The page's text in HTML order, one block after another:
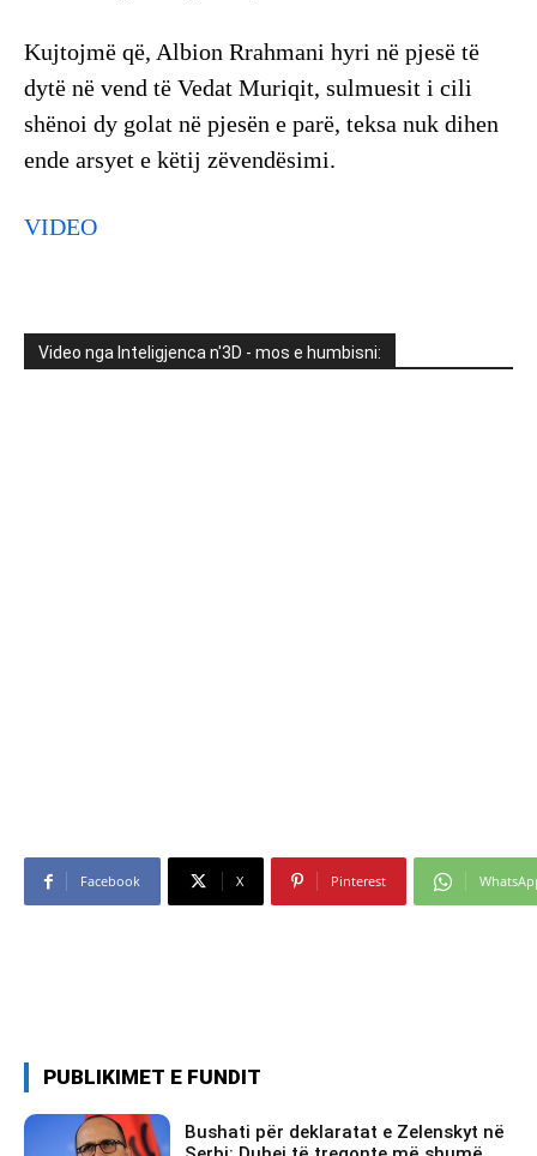
Kujtojmë që, Albion Rrahmani hyri në pjesë të
dytë në vend të Vedat Muriqit, sulmuesit i cili
shënoi dy golat në pjesën e parë, teksa nuk dihen
ende arsyet e këtij zëvendësimi.
VIDEO
Video nga Inteligjenca n'3D - mos e humbisni:
Facebook X Pinterest
PUBLIKIMET E FUNDIT
Bushati për deklaratat e Zelenskyt në